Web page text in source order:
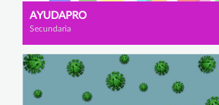
AYUDAPRO
Secundaria